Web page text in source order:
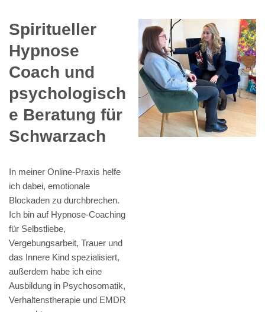
Spiritueller
Hypnose
Coach und
psychologisch
e Beratung für
Schwarzach
In meiner Online-Praxis helfe
ich dabei, emotionale
Blockaden zu durchbrechen.
Ich bin auf Hypnose-Coaching
für Selbstliebe,
Vergebungsarbeit, Trauer und
das Innere Kind spezialisiert,
außerdem habe ich eine
Ausbildung in Psychosomatik,
Verhaltenstherapie und EMDR